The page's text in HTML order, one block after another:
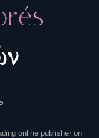
online publisher on